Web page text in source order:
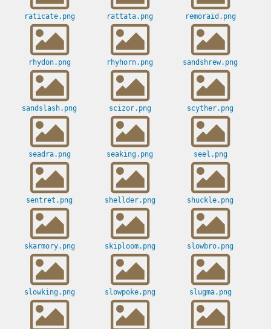
raticate.png rattata.png remoraid.png
rhydon.png rhyhorn.png sandshrew.png
sandslash.png scizor.png scyther.png
seadra.png seaking.png seel.png
sentret.png shellder.png shuckle.png
skarmory.png skiploom.png slowbro.png
slowking.png slowpoke.png slugma.png